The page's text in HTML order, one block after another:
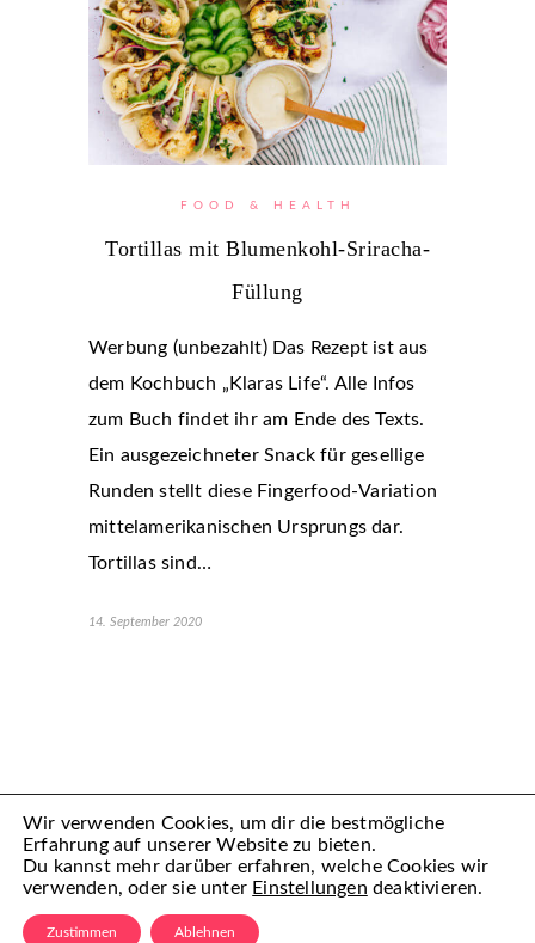
FOOD & HEALTH
Tortillas mit Blumenkohl-Sriracha-
Füllung
Werbung (unbezahlt) Das Rezept ist aus
dem Kochbuch „Klaras Life“. Alle Infos
zum Buch findet ihr am Ende des Texts.
Ein ausgezeichneter Snack für gesellige
Runden stellt diese Fingerfood-Variation
mittelamerikanischen Ursprungs dar.
Tortillas sind…
14. September 2020
(C) Mamiful 2022 – All Rechte vorbehalten
Wir verwenden Cookies, um dir die bestmögliche
Erfahrung auf unserer Website zu bieten.
Du kannst mehr darüber erfahren, welche Cookies wir
verwenden, oder sie unter Einstellungen deaktivieren.
Zustimmen Ablehnen